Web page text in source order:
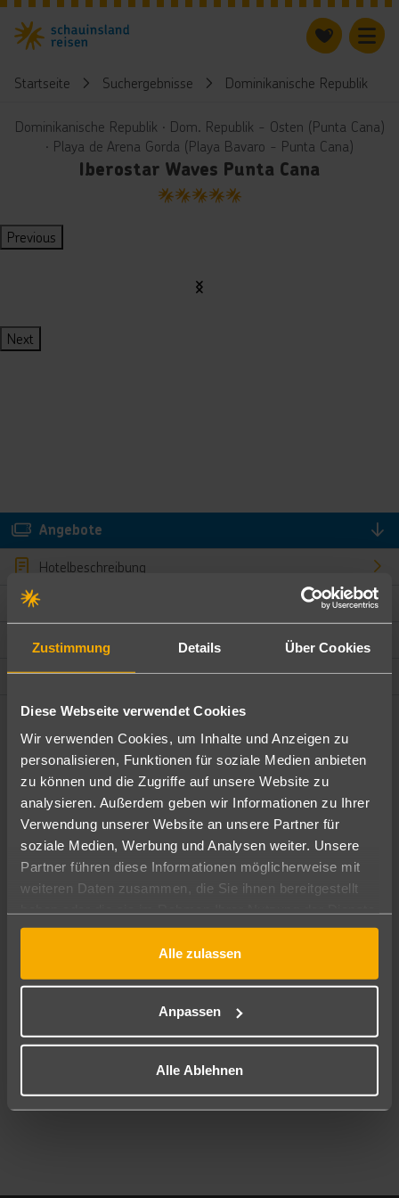
Zustimmung Details Über Cookies
Diese Webseite verwendet Cookies
Wir verwenden Cookies, um Inhalte und Anzeigen zu
personalisieren, Funktionen für soziale Medien anbieten
zu können und die Zugriffe auf unsere Website zu
analysieren. Außerdem geben wir Informationen zu Ihrer
Verwendung unserer Website an unsere Partner für
soziale Medien, Werbung und Analysen weiter. Unsere
Partner führen diese Informationen möglicherweise mit
weiteren Daten zusammen, die Sie ihnen bereitgestellt
gesammelt haben.
Alle zulassen
Anpassen
Alle Ablehnen
Startseite Suchergebnisse Dominikanische Republik
Dominikanische Republik ∙ Dom. Republik - Osten (Punta Cana)
∙ Playa de Arena Gorda (Playa Bavaro - Punta Cana)
Iberostar Waves Punta Cana
5
Previous
Next
Angebote
Hotelbeschreibung
Hotelmerkmale
Bewertungen
Lage und Umgebung
Angebote filtern
Ändere die Kriterien nach deinen Wünschen
Pauschal Nur Hotel
Abflughafen
Reisezeitraum
09.08.26–07.08.27 7-21 Nächte
2 Erwachsene Keine Kinder